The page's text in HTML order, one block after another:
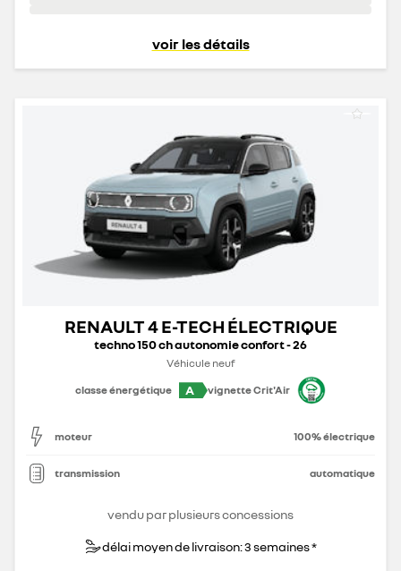
voir les détails
RENAULT 4 E-TECH ÉLECTRIQUE
techno 150 ch autonomie confort - 26
Véhicule neuf
classe énergétique
A vignette Crit'Air
moteur 100% électrique
transmission automatique
vendu par plusieurs concessions
délai moyen de livraison: 3 semaines *